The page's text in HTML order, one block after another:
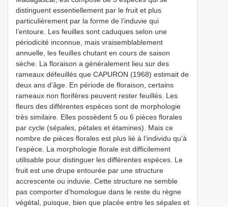
distinguent essentiellement par le fruit et plus
particulièrement par la forme de l’induvie qui
l’entoure. Les feuilles sont caduques selon une
périodicité inconnue, mais vraisemblablement
annuelle, les feuilles chutant en cours de saison
sèche. La floraison a généralement lieu sur des
rameaux défeuillés que CAPURON (1968) estimait de
deux ans d’âge. En période de floraison, certains
rameaux non florifères peuvent rester feuillés. Les
fleurs des différentes espèces sont de morphologie
très similaire. Elles possèdent 5 ou 6 pièces florales
par cycle (sépales, pétales et étamines). Mais ce
nombre de pièces florales est plus lié à l’individu qu’à
l’espèce. La morphologie florale est difficilement
utilisable pour distinguer les différentes espèces. Le
fruit est une drupe entourée par une structure
accrescente ou induvie. Cette structure ne semble
pas comporter d’homologue dans le reste du règne
végétal, puisque, bien que placée entre les sépales et